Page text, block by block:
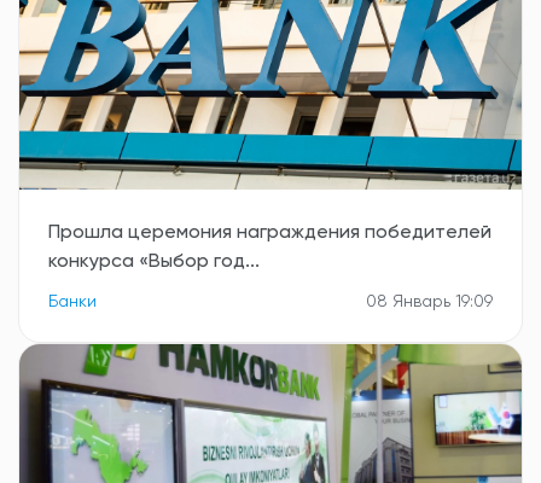
Прошла церемония награждения победителей
конкурса «Выбор год...
Банки 08 Январь 19:09